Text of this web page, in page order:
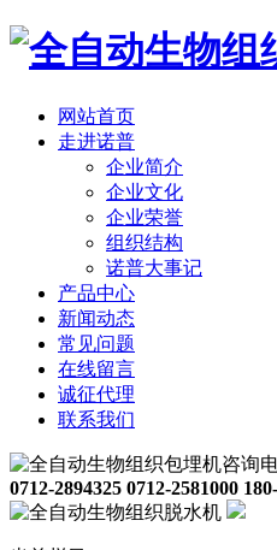
网站首页
走进诺普
企业简介
企业文化
企业荣誉
组织结构
诺普大事记
产品中心
新闻动态
常见问题
在线留言
诚征代理
联系我们
0712-2894325 0712-2581000